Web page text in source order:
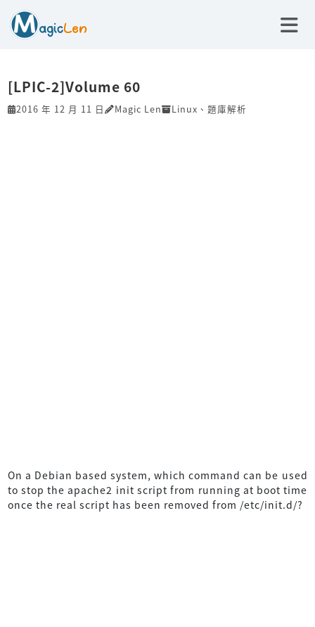
[LPIC-2]Volume 60
2016 年 12 月 11 日 Magic Len Linux 、 題庫解析
On a Debian based system, which command can be used
to stop the apache2 init script from running at boot time
once the real script has been removed from /etc/init.d/?